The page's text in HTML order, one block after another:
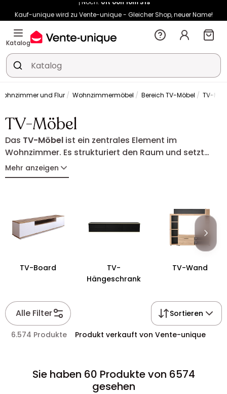
Kauf-unique wird zu Vente-unique - Gleicher Shop, neuer Name!
-10% ab 400€ mitHEAT10auf Vente-unique-Produkte
Noch:
Katalog
und Flur Wohnzimmermöbel Bereich TV-Möbel TV-
TV-Möbel
Das TV-Möbel ist ein zentrales Element im
Wohnzimmer. Es strukturiert den Raum und setzt
Ihren Fernseher stilvoll in Szene. Entdecken Sie
funktionale und designstarke TV-Möbel, die Ihre
Fernsehabende schaffen.
Mehr anzeigen
TV-Board
TV-
Hängeschrank
TV-Wand
Alle Filter Sortieren
6.574 Produkte Produkt verkauft von Vente-unique
Sie haben 60 Produkte von 6574
gesehen